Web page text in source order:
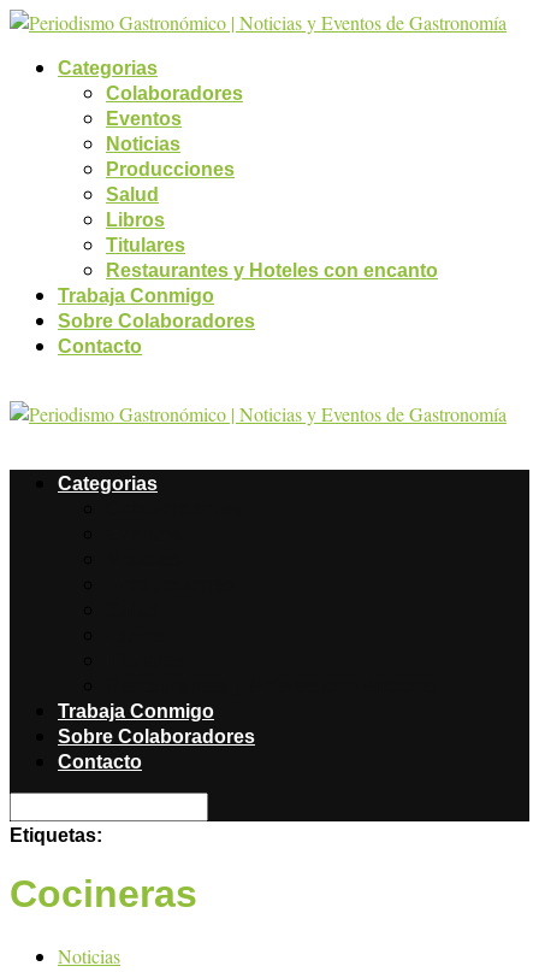
Categorias
Colaboradores
Eventos
Noticias
Producciones
Salud
Libros
Titulares
Restaurantes y Hoteles con encanto
Trabaja Conmigo
Sobre Colaboradores
Contacto
Categorias
Trabaja Conmigo
Sobre Colaboradores
Contacto
Etiquetas:
Cocineras
Noticias